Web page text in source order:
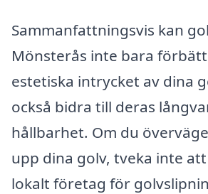
Sammanfattningsvis kan
Mönsterås inte bara
estetiska intrycket av dina
också bidra till deras
hållbarhet. Om du
upp dina golv, tveka inte
lokalt företag för